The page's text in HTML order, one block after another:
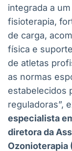
integrada a
fisioterapia,
de carga,
física e
de atletas
as normas
estabelecidos
reguladoras”,
especialista
diretora da
Ozonioterapia